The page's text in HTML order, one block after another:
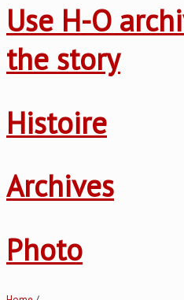
Use H-O
the story
Histoire
Archives
Photo